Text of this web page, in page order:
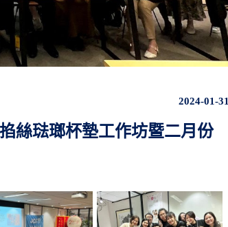
2024-01-31
絲琺瑯杯墊工作坊暨二月份